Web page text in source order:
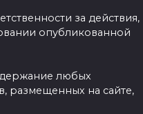
за действия,
опубликованной
любых
размещенных на сайте,